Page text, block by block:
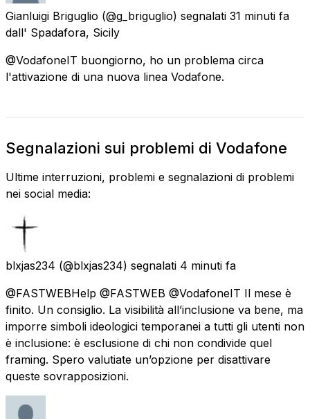
Gianluigi Briguglio (@g_briguglio) segnalati 31 minuti fa
dall' Spadafora, Sicily
@VodafoneIT buongiorno, ho un problema circa
l'attivazione di una nuova linea Vodafone.
Segnalazioni sui problemi di Vodafone
Ultime interruzioni, problemi e segnalazioni di problemi
nei social media:
blxjas234 (@blxjas234) segnalati 4 minuti fa
@FASTWEBHelp @FASTWEB @VodafoneIT Il mese è
finito. Un consiglio. La visibilità all’inclusione va bene, ma
imporre simboli ideologici temporanei a tutti gli utenti non
è inclusione: è esclusione di chi non condivide quel
framing. Spero valutiate un’opzione per disattivare
queste sovrapposizioni.